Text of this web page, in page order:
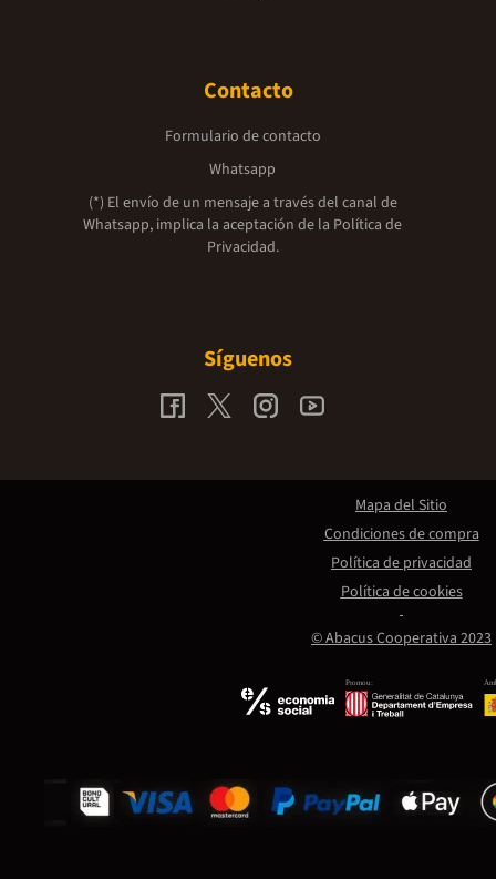
Contacto
Formulario de contacto
Whatsapp
(*) El envío de un mensaje a través del canal de
Whatsapp, implica la aceptación de la Política de
Privacidad.
Síguenos
Promou:
© Abacus Cooperativa 2023
Mapa del Sitio
Condiciones de compra
Política de privacidad
Política de cookies